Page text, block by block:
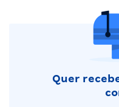
Quer